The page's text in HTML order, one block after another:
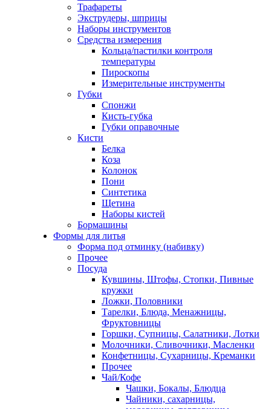
Трафареты
Экструдеры, шприцы
Наборы инструментов
Средства измерения
Кольца/пастилки контроля
температуры
Пироскопы
Измерительные инструменты
Губки
Спонжи
Кисть-губка
Губки оправочные
Кисти
Белка
Коза
Колонок
Пони
Синтетика
Щетина
Наборы кистей
Бормашины
Формы для литья
Форма под отминку (набивку)
Прочее
Посуда
Кувшины, Штофы, Стопки, Пивные
кружки
Ложки, Половники
Тарелки, Блюда, Менажницы,
Фруктовницы
Горшки, Супницы, Салатники, Лотки
Молочники, Сливочники, Масленки
Конфетницы, Сухарницы, Креманки
Прочее
Чай/Кофе
Чашки, Бокалы, Блюдца
Чайники, сахарницы,